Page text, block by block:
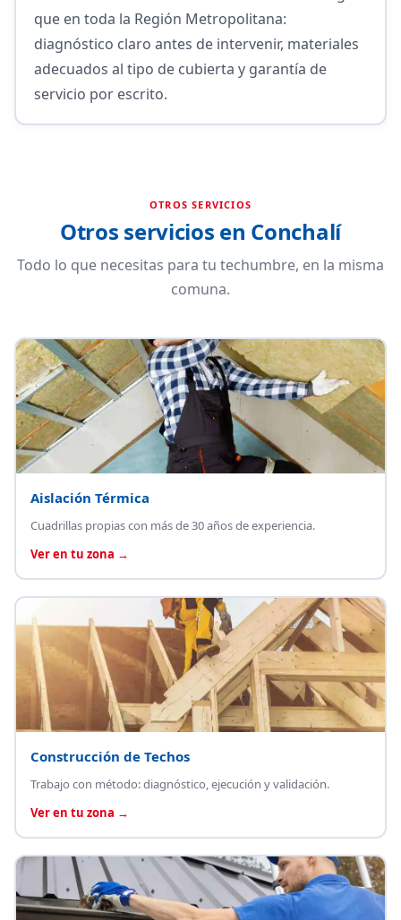
que en toda la Región Metropolitana:
diagnóstico claro antes de intervenir, materiales
adecuados al tipo de cubierta y garantía de
servicio por escrito.
OTROS SERVICIOS
Otros servicios en Conchalí
Todo lo que necesitas para tu techumbre, en la misma
comuna.
Aislación Térmica
Cuadrillas propias con más de 30 años de experiencia.
Ver en tu zona →
Construcción de Techos
Trabajo con método: diagnóstico, ejecución y validación.
Ver en tu zona →